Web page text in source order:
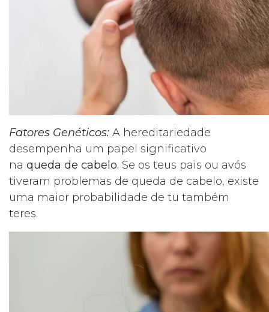
Fatores Genéticos: A hereditariedade
desempenha um papel significativo
na queda de cabelo. Se os teus pais ou avós
tiveram problemas de queda de cabelo, existe
uma maior probabilidade de tu também
teres.